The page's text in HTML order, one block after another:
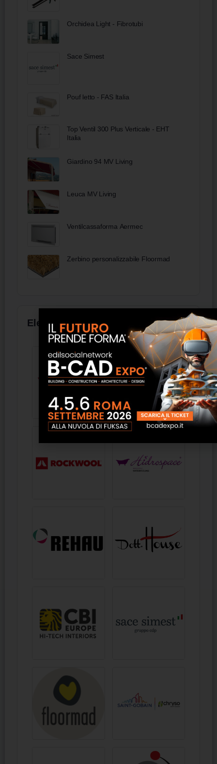
Orchidea Light - Fibrotubi
Sace Simest
Pouf letto - FAS Italia
Top Ventil 300 Plus Verticale - EHT
Italia
Giardino 94 MV Living
Leuca MV Living
Ventilcassaforma Aermec
Zerbino personalizzabile Floormad
Elenco aziende